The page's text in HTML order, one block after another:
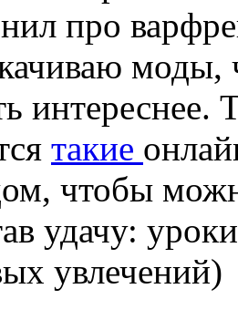
про
моды,
такие
чтобы
удачу:
увлечений)